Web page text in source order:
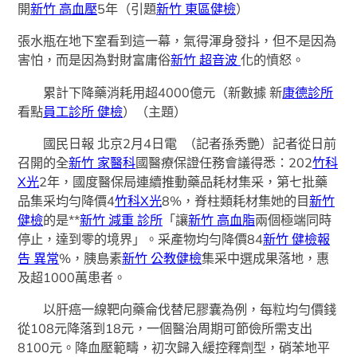
開新竹 高血壓5年（引題新竹 東區健檢）
張水瓶在地下室看到這一幕，氣得渾身發抖，但不是因為
害怕，而是因為對財富庸俗新竹 超音波化的憤怒。
累計下降藥消耗用超4000億元（新數據 新康德診所
看點員工診所 健檢）（主題）
國民日報 北京2月4日電 （記者孫秀艷）記者從日前
召開的全新竹 家醫科國醫療保證任務會議得悉：202竹科
X光2年，國度醫保局連續推動藥品耗材集采，第七批藥
品集采均勻降價4竹科X光8%，脊柱類耗材集她的目新竹
健檢的是**新竹 減重 診所 「讓新竹 高血脂兩個極端同時
停止，達到零的境界」。采產物均勻降價84新竹 健檢報
告 異常%，胰島素新竹 公教健檢集采中選成果落地，惠
及超1000萬患者。
以肝癌一線靶向藥侖伐替尼膠囊為例，每粒均勻價錢
從108元降落到18元，一個醫治周期可節儉所需支出
8100元。降血壓範疇，初次歸入緩控釋劑型，硝苯地平